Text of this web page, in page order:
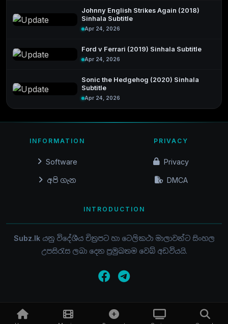
Johnny English Strikes Again (2018)
Sinhala Subtitle
Apr 24, 2026
Ford v Ferrari (2019) Sinhala Subtitle
Apr 24, 2026
Sonic the Hedgehog (2020) Sinhala
Subtitle
Apr 24, 2026
INFORMATION
Software
අපි ගැන
PRIVACY
Privacy
DMCA
INTRODUCTION
Subz.lkයනු විදේශීය චිත්‍රපට හා ටෙලිකථා මාලාවන්ට සිංහල
උපසිරැස ලබා දෙන ප්‍රමුඛතම වෙබ් අඩවියයි.
© 2015 - 2026 / SUBZ.LK / ALL RIGHTS RESERVED